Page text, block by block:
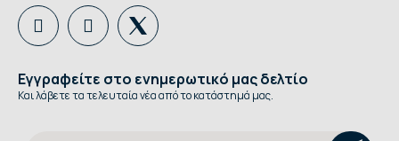
Εγγραφείτε στο ενημερωτικό μας δελτίο
Και λάβετε τα τελευταία νέα από το κατάστημά μας.